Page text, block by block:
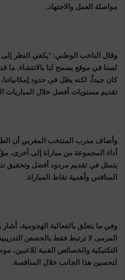
مواصلة العمل والاجتهاد.
وقال الناخب الوطني: “يكفي النظر إلى
لسنا في موقع يسمح لنا بالانتشاء. ما
كان جيداً، لكنه يظل في حدود
تقديم مستويات أفضل خلال المباريات
وأضاف مدرب المنتخب المغربي أن
أداء المجموعة من مباراة إلى أخرى،
يتمثل في تقديم مردود أفضل وتحقيق
المنافس وأهمية نقاط المباراة.
وفي ما يتعلق بالفعالية الهجومية،
المرمى لا ترتبط فقط بالحصص
التكتيكية والخصائص الفنية للاعبين،
لتحسين هذا الجانب خلال المنافسة.